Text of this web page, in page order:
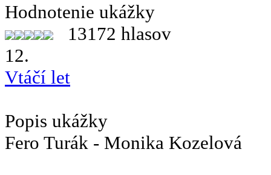
Hodnotenie ukážky
13172 hlasov
12.
Vtáčí let
Popis ukážky
Fero Turák - Monika Kozelová